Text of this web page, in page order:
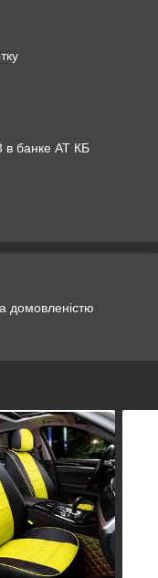
в банке АТ КБ
домовленістю